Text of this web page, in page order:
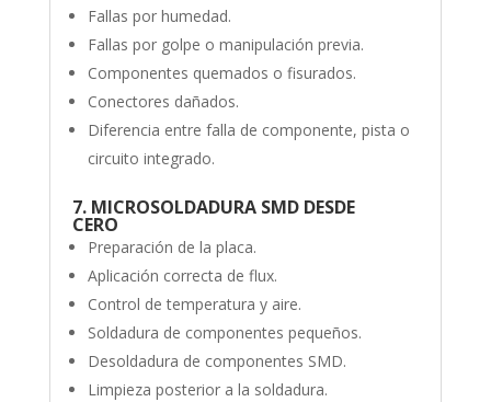
Fallas por humedad.
Fallas por golpe o manipulación previa.
Componentes quemados o fisurados.
Conectores dañados.
Diferencia entre falla de componente, pista o
circuito integrado.
7. MICROSOLDADURA SMD DESDE
CERO
Preparación de la placa.
Aplicación correcta de flux.
Control de temperatura y aire.
Soldadura de componentes pequeños.
Desoldadura de componentes SMD.
Limpieza posterior a la soldadura.